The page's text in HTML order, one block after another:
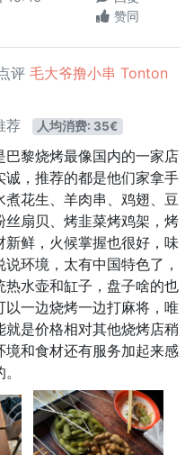
赞同
评 毛大爷撸小串 Tonton
荐
人均消费: 35€
巴黎烧烤最像国内的一家店
诚，推荐的都是他们家拿手
煮花生、羊肉串、鸡翅、豆
丝扇贝、烤韭菜烤鸡架，烤
新鲜，火候掌握也很好，味
环境，太有中国特色了，
热水壶和缸子，盘子啥的也
以一边烧烤一边打麻将，唯
就是价格相对其他烧烤店稍
境和食材还有服务加起来感